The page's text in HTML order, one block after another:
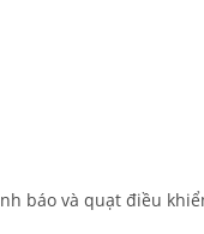
báo và quạt điều